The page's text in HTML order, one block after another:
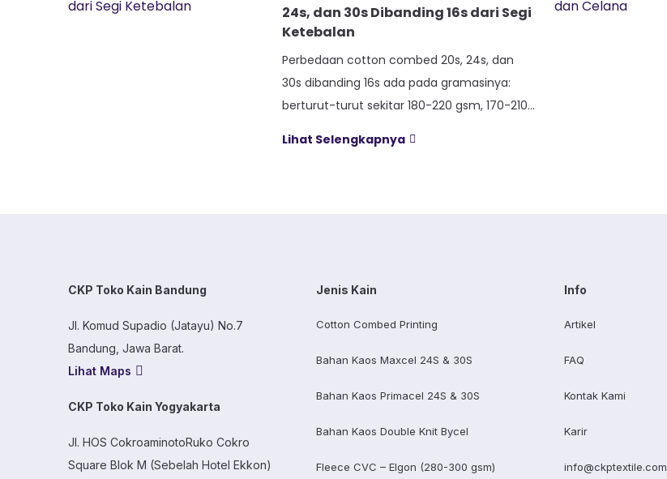
24s, dan 30s Dibanding 16s dari Segi
Ketebalan
Perbedaan cotton combed 20s, 24s, dan
30s dibanding 16s ada pada gramasinya:
berturut-turut sekitar 180-220 gsm, 170-210
16s duduk paling atas di 210-240 gsm. Selisih
Lihat Selengkapnya
CKP Toko Kain Bandung
Jl. Komud Supadio (Jatayu) No.7
Bandung, Jawa Barat.
Lihat Maps
CKP Toko Kain Yogyakarta
Jl. HOS CokroaminotoRuko Cokro
Square Blok M (Sebelah Hotel Ekkon)
Jenis Kain
Cotton Combed Printing
Bahan Kaos Maxcel 24S & 30S
Bahan Kaos Primacel 24S & 30S
Bahan Kaos Double Knit Bycel
Fleece CVC – Elgon (280-300 gsm)
Info
Artikel
FAQ
Kontak Kami
Karir
info@ckptextile.com